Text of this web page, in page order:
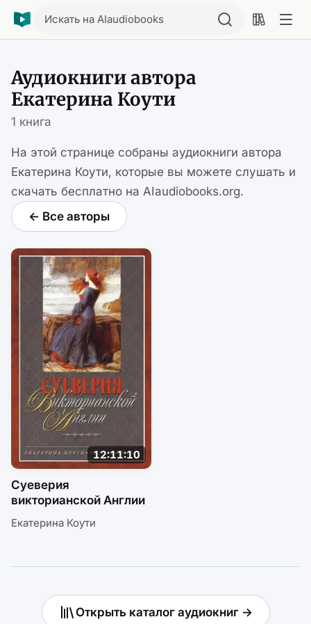
Искать на AIaudiobooks
Аудиокниги автора
Екатерина Коути
1 книга
На этой странице собраны аудиокниги автора
Екатерина Коути, которые вы можете слушать и
скачать бесплатно на AIaudiobooks.org.
← Все авторы
12:11:10
Суеверия
викторианской Англии
Екатерина Коути
Открыть каталог аудиокниг →